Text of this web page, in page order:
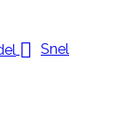
 Snel